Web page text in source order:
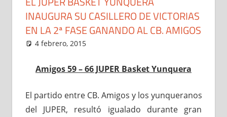
INAUGURA SU CASILLERO DE VICTORIAS
EN LA 2ª FASE GANANDO AL CB. AMIGOS
4 febrero, 2015
Amigos 59 – 66 JUPER Basket Yunquera
El partido entre CB. Amigos y los yunqueranos
del JUPER, resultó igualado durante gran